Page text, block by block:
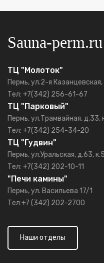
Sauna-perm.ru
ТЦ "Молоток"
Пермь, ул.2-я Казанцевская,
Тел: +7(342) 256-61-67
ТЦ "Парковый"
Пермь, ул.Трамвайная, д.33,
Тел: +7(342) 254-34-20
ТЦ "Гудвин"
Пермь, ул.Уральская, д.63, к.5
Тел: +7(342) 202-10-11
"Печи камины"
Пермь, ул. Васильева 17/1
Тел:+7 (342) 202-2700
Наши отделы